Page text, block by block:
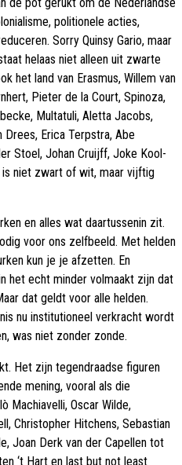
de pot gerukt om de Nederlandse
politionele acties,
Sorry Quinsy Gario, maar
helaas niet alleen uit zwarte
het land van Erasmus, Willem van
Pieter de la Court, Spinoza,
Multatuli, Aletta Jacobs,
Drees, Erica Terpstra, Abe
Stoel, Johan Cruijff, Joke Kool-
is niet zwart of wit, maar vijftig
en alles wat daartussenin zit.
voor ons zelfbeeld. Met helden
kun je je afzetten. En
het echt minder volmaakt zijn dat
dat geldt voor alle helden.
nu institutioneel verkracht wordt
was niet zonder zonde.
Het zijn tegendraadse figuren
mening, vooral als die
Machiavelli, Oscar Wilde,
Christopher Hitchens, Sebastian
Joan Derk van der Capellen tot
‘t Hart en last but not least